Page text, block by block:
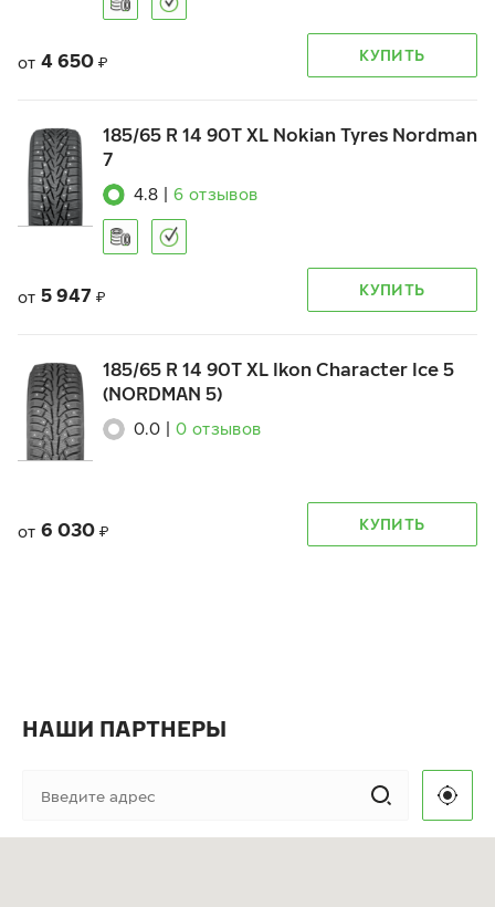
от 4 650 ₽ КУПИТЬ
185/65 R 14 90T XL Nokian Tyres Nordman
7
4.8 6 отзывов
от 5 947 ₽ КУПИТЬ
185/65 R 14 90T XL Ikon Character Ice 5
(NORDMAN 5)
0.0 0 отзывов
от 6 030 ₽ КУПИТЬ
НАШИ ПАРТНЕРЫ